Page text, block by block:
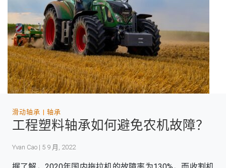
滑动轴承 轴承
工程塑料轴承如何避免农机故障？
Yvan Cao | 5 9 月, 2022